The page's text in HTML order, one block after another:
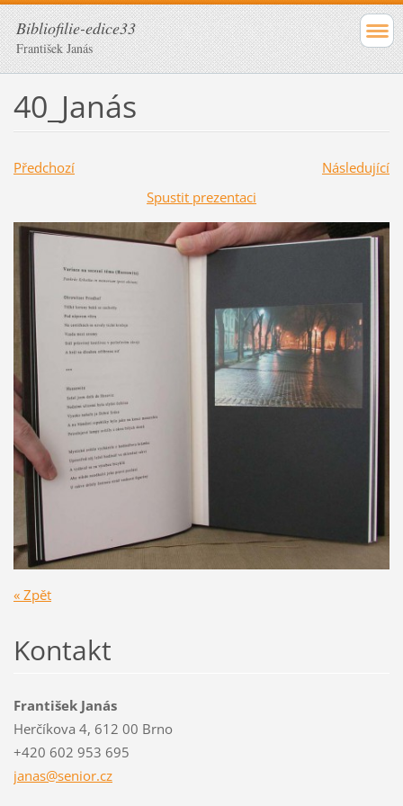
Bibliofilie-edice33
František Janás
40_Janás
Předchozí
Následující
Spustit prezentaci
« Zpět
Kontakt
František Janás
Herčíkova 4, 612 00 Brno
+420 602 953 695
janas@senior.cz